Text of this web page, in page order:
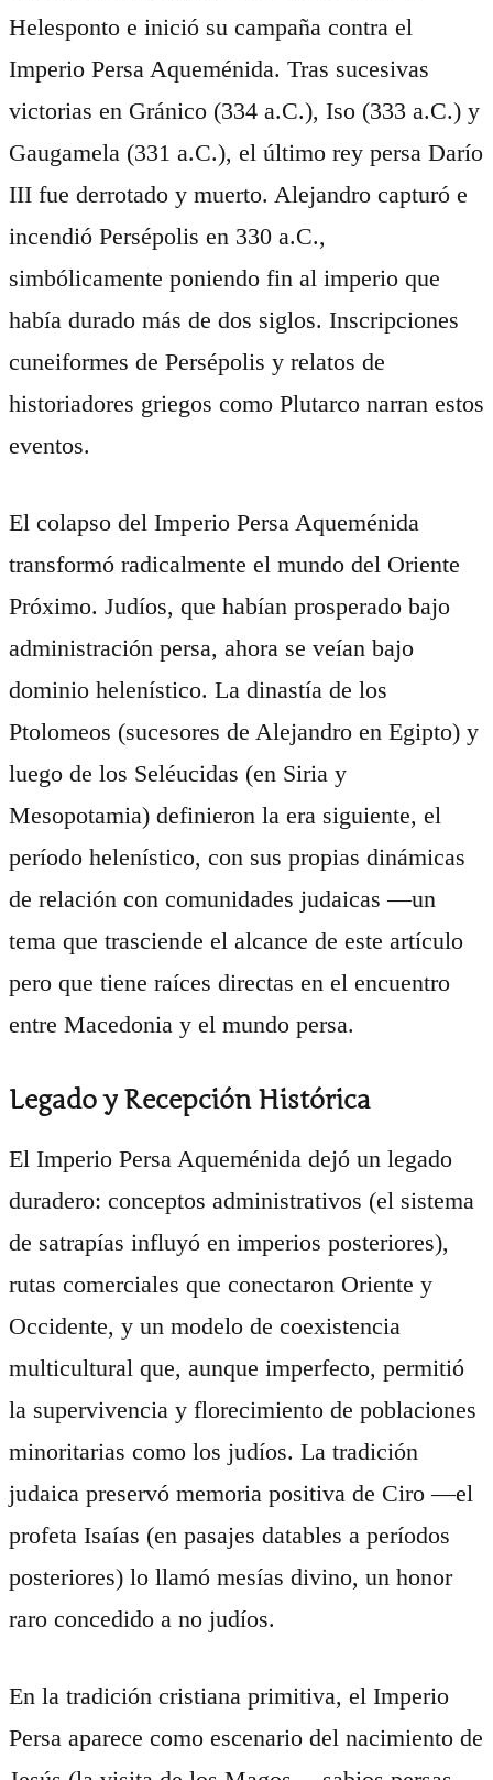
Helesponto e inició su campaña contra el
Imperio Persa Aqueménida. Tras sucesivas
victorias en Gránico (334 a.C.), Iso (333 a.C.) y
Gaugamela (331 a.C.), el último rey persa Darío
III fue derrotado y muerto. Alejandro capturó e
incendió Persépolis en 330 a.C.,
simbólicamente poniendo fin al imperio que
había durado más de dos siglos. Inscripciones
cuneiformes de Persépolis y relatos de
historiadores griegos como Plutarco narran estos
eventos.
El colapso del Imperio Persa Aqueménida
transformó radicalmente el mundo del Oriente
Próximo. Judíos, que habían prosperado bajo
administración persa, ahora se veían bajo
dominio helenístico. La dinastía de los
Ptolomeos (sucesores de Alejandro en Egipto) y
luego de los Seléucidas (en Siria y
Mesopotamia) definieron la era siguiente, el
período helenístico, con sus propias dinámicas
de relación con comunidades judaicas —un
tema que trasciende el alcance de este artículo
pero que tiene raíces directas en el encuentro
entre Macedonia y el mundo persa.
Legado y Recepción Histórica
El Imperio Persa Aqueménida dejó un legado
duradero: conceptos administrativos (el sistema
de satrapías influyó en imperios posteriores),
rutas comerciales que conectaron Oriente y
Occidente, y un modelo de coexistencia
multicultural que, aunque imperfecto, permitió
la supervivencia y florecimiento de poblaciones
minoritarias como los judíos. La tradición
judaica preservó memoria positiva de Ciro —el
profeta Isaías (en pasajes datables a períodos
posteriores) lo llamó mesías divino, un honor
raro concedido a no judíos.
En la tradición cristiana primitiva, el Imperio
Persa aparece como escenario del nacimiento de